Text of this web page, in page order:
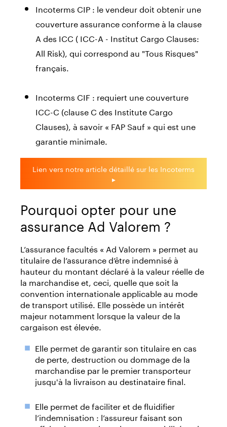
Incoterms CIP : le vendeur doit obtenir une
couverture assurance conforme à la clause
A des ICC ( ICC-A - Institut Cargo Clauses:
All Risk), qui correspond au "Tous Risques"
français.
Incoterms CIF : requiert une couverture
ICC-C (clause C des Institute Cargo
Clauses), à savoir « FAP Sauf » qui est une
garantie minimale.
Lien vers notre article détaillé sur les Incoterms
▸
Pourquoi opter pour une
assurance Ad Valorem ?
L’assurance facultés « Ad Valorem » permet au
titulaire de l’assurance d’être indemnisé à
hauteur du montant déclaré à la valeur réelle de
la marchandise et, ceci, quelle que soit la
convention internationale applicable au mode
de transport utilisé. Elle possède un intérêt
majeur notamment lorsque la valeur de la
cargaison est élevée.
Elle permet de garantir son titulaire en cas
de perte, destruction ou dommage de la
marchandise par le premier transporteur
jusqu'à la livraison au destinataire final.
Elle permet de faciliter et de fluidifier
l’indemnisation : l’assureur faisant son